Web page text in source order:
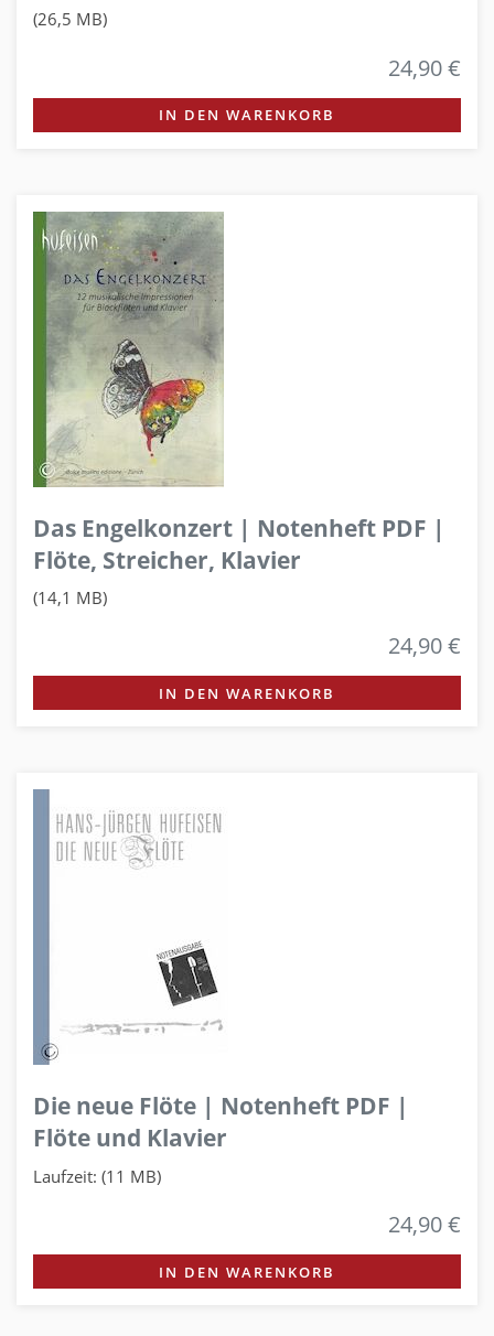
(26,5 MB)
24,90 €
IN DEN WARENKORB
Das Engelkonzert | Notenheft PDF |
Flöte, Streicher, Klavier
(14,1 MB)
24,90 €
IN DEN WARENKORB
Die neue Flöte | Notenheft PDF |
Flöte und Klavier
Laufzeit: (11 MB)
24,90 €
IN DEN WARENKORB